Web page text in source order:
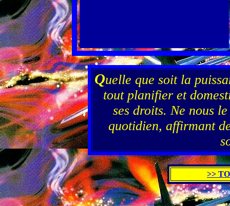
Quelle que soit la
tout planifier et
ses droits. Ne nous
quotidien, affirmant
>>